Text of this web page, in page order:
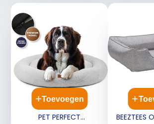
Toevoegen
PET PERFECT